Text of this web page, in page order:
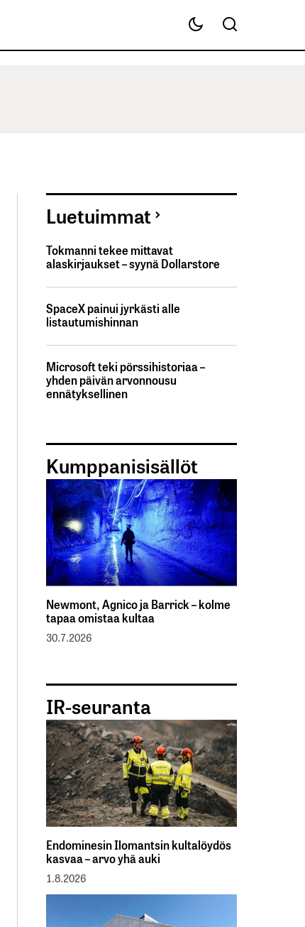
Luetuimmat
Tokmanni tekee mittavat
alaskirjaukset – syynä Dollarstore
SpaceX painui jyrkästi alle
listautumishinnan
Microsoft teki pörssihistoriaa –
yhden päivän arvonnousu
ennätyksellinen
Kumppanisisällöt
Newmont, Agnico ja Barrick – kolme
tapaa omistaa kultaa
30.7.2026
IR-seuranta
Endominesin Ilomantsin kultalöydös
kasvaa – arvo yhä auki
1.8.2026